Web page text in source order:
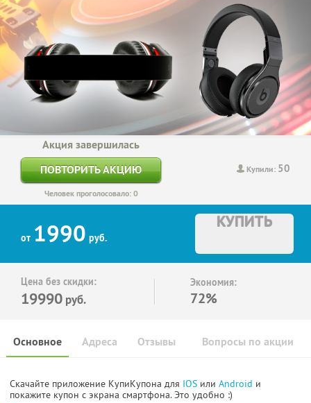
Купили: 50
Акция завершилась
ПОВТОРИТЬ АКЦИЮ
Человек проголосовало: 0
от 1990 руб.
КУПИТЬ
Цена без скидки:
19990 руб.
Экономия:
72%
Основное Отзывы Вопросы по акции
Адреса
Скачайте приложение КупиКупона для IOS или Android и
покажите купон с экрана смартфона. Это удобно :)